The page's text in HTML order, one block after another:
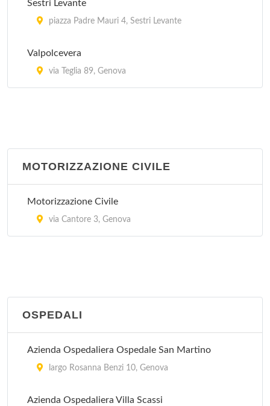
Sestri Levante
piazza Padre Mauri 4, Sestri Levante
Valpolcevera
via Teglia 89, Genova
MOTORIZZAZIONE CIVILE
Motorizzazione Civile
via Cantore 3, Genova
OSPEDALI
Azienda Ospedaliera Ospedale San Martino
largo Rosanna Benzi 10, Genova
Azienda Ospedaliera Villa Scassi